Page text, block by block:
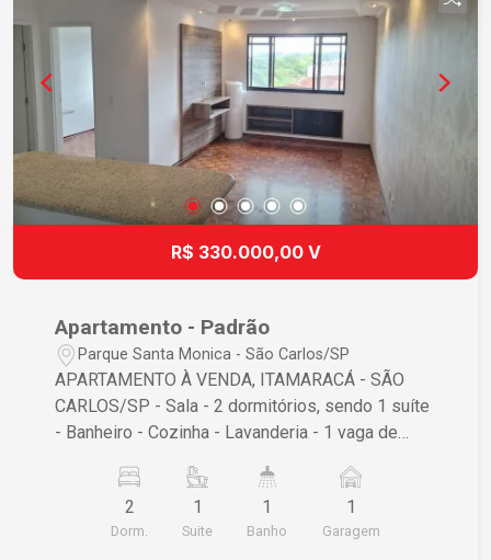
R$ 330.000,00 V
Apartamento - Padrão
Parque Santa Monica - São Carlos/SP
APARTAMENTO À VENDA, ITAMARACÁ - SÃO
CARLOS/SP - Sala - 2 dormitórios, sendo 1 suíte
- Banheiro - Cozinha - Lavanderia - 1 vaga de
2
Dorm.
1
Suite
1
Banho
1
Garagem